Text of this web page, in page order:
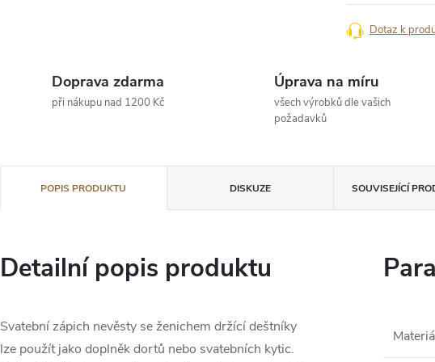
Dotaz k
Doprava zdarma
při nákupu nad 1200 Kč
Úprava na míru
všech výrobků dle vašich
požadavků
POPIS PRODUKTU DISKUZE SOUVISEJÍCÍ
Detailní popis produktu
Svatební zápich nevěsty se ženichem držící deštníky
lze použít jako doplněk dortů nebo svatebních kytic.